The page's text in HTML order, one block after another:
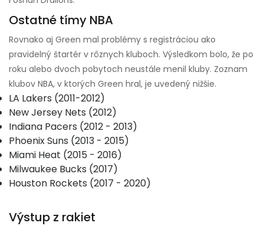
Ostatné tímy NBA
Rovnako aj Green mal problémy s registráciou ako
pravidelný štartér v rôznych kluboch. Výsledkom bolo, že po
roku alebo dvoch pobytoch neustále menil kluby. Zoznam
klubov NBA, v ktorých Green hral, ​​je uvedený nižšie.
LA Lakers (2011-2012)
New Jersey Nets (2012)
Indiana Pacers (2012 - 2013)
Phoenix Suns (2013 - 2015)
Miami Heat (2015 - 2016)
Milwaukee Bucks (2017)
Houston Rockets (2017 - 2020)
Výstup z rakiet